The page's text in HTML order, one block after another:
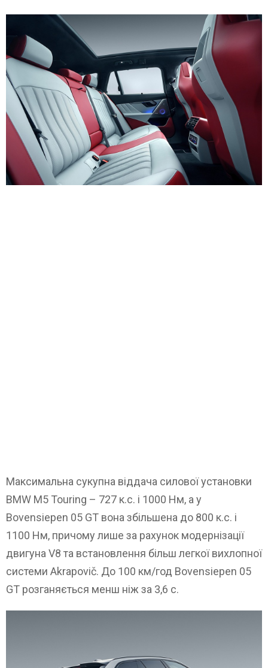
Максимальна сукупна віддача силової установки
BMW M5 Touring – 727 к.с. і 1000 Нм, а у
Bovensiepen 05 GT вона збільшена до 800 к.с. і
1100 Нм, причому лише за рахунок модернізації
двигуна V8 та встановлення більш легкої вихлопної
системи Akrapovič. До 100 км/год Bovensiepen 05
GT розганяється менш ніж за 3,6 с.